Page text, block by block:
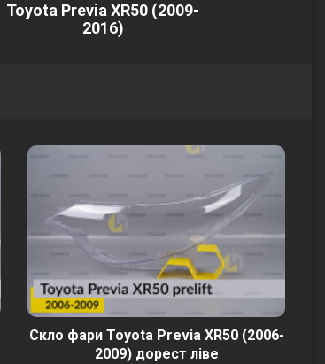
Toyota Previa XR50 (2009-
2016)
Скло фари Toyota Previa XR50 (2006-
2009) дорест ліве